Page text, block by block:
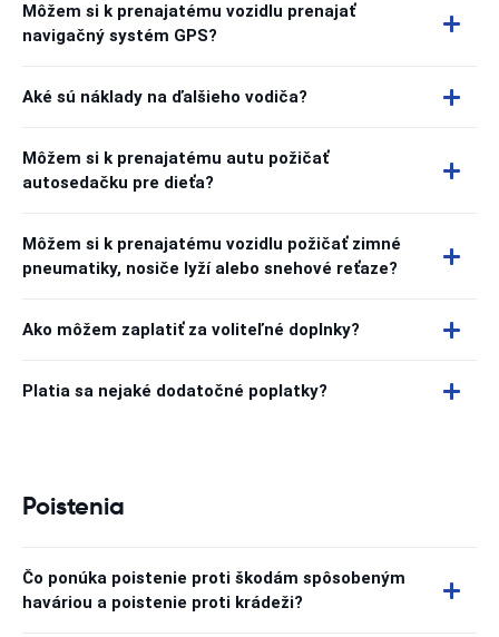
Môžem si k prenajatému vozidlu prenajať
navigačný systém GPS?
Aké sú náklady na ďalšieho vodiča?
Môžem si k prenajatému autu požičať
autosedačku pre dieťa?
Môžem si k prenajatému vozidlu požičať zimné
pneumatiky, nosiče lyží alebo snehové reťaze?
Ako môžem zaplatiť za voliteľné doplnky?
Platia sa nejaké dodatočné poplatky?
Poistenia
Čo ponúka poistenie proti škodám spôsobeným
haváriou a poistenie proti krádeži?